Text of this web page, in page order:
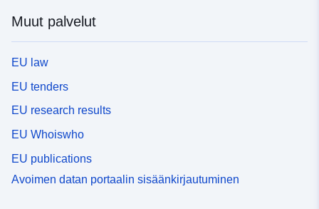
Muut palvelut
EU law
EU tenders
EU research results
EU Whoiswho
EU publications
Avoimen datan portaalin sisäänkirjautuminen